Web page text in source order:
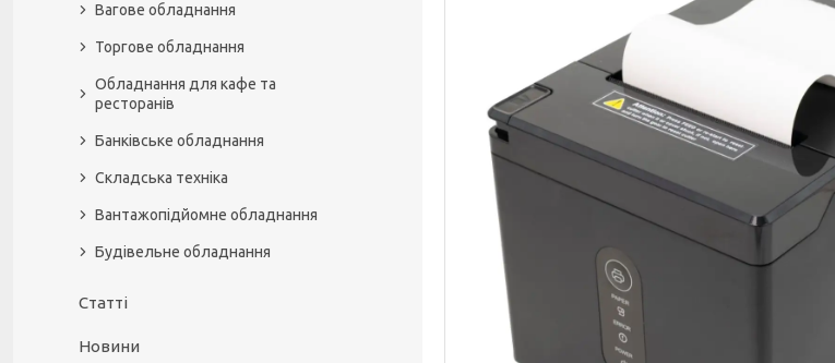
Вагове обладнання
Торгове обладнання
Обладнання для кафе та
ресторанів
Банківське обладнання
Складська техніка
Вантажопідйомне обладнання
Будівельне обладнання
Статті
Новини